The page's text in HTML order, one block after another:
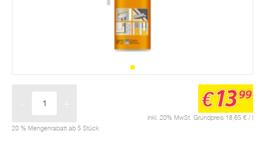
20 % Mengenrabatt ab 5 Stück
inkl. 20% MwSt. Grundpreis 18,65 € / l
€1399